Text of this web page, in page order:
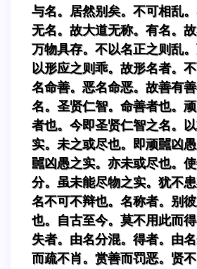
与名。居然别矣。不可相乱。
无名。故大道无称。有名。
万物具存。不以名正之则乱
以形应之则乖。故形名者。
名命善。恶名命恶。故善有
名。圣贤仁智。命善者也。
者也。今即圣贤仁智之名。
实。未之或尽也。即顽嚚凶
嚚凶愚之实。亦未或尽也。
分。虽未能尽物之实。犹不
名不可不辩也。名称者。别
也。自古至今。莫不用此而得
失者。由名分混。得者。由
而疏不肖。赏善而罚恶。贤